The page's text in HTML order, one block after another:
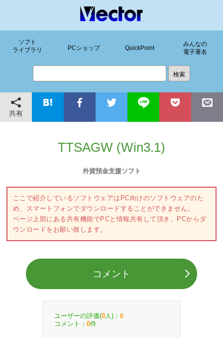
ソフト
ライブラリ
PCショップ QuickPoint
みんなの
電子署名
共有
TTSAGW (Win3.1)
外貨預金支援ソフト
ここで紹介しているソフトウェアはPC向けのソフトウェアのた
め、スマートフォンでダウンロードすることができません。
ページ上部にある共有機能でPCと情報共有して頂き、PCからダ
ウンロードをお願い致します。
コメント
ユーザーの評価(0 人)： 0
コメント： 0件